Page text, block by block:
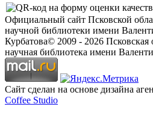
Официальный сайт Псковской
научной библиотеки имени
Курбатова© 2009 - 2026 Псковская
научная библиотека имени
Сайт сделан на основе дизайна
Coffee Studio